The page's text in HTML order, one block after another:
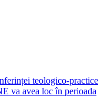
teologico-practice
va avea loc în perioada